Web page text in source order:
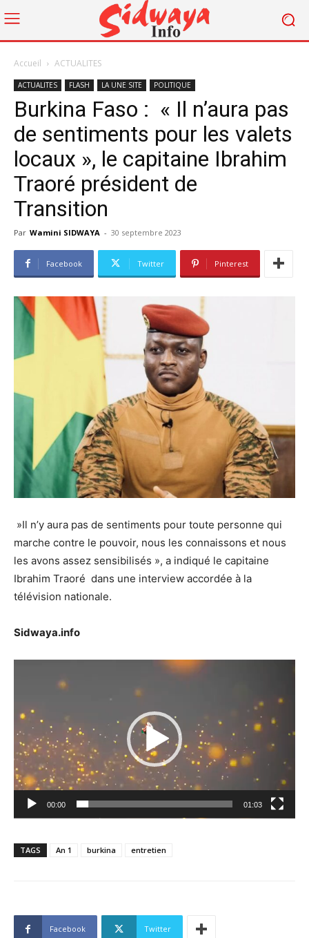
Accueil ACTUALITES
ACTUALITES FLASH LA UNE SITE POLITIQUE
Burkina Faso : « Il n’aura pas
de sentiments pour les valets
locaux », le capitaine Ibrahim
Traoré président de
Transition
Par Wamini SIDWAYA - 30 septembre 2023
Facebook Twitter Pinterest
»Il n’y aura pas de sentiments pour toute personne qui
marche contre le pouvoir, nous les connaissons et nous
les avons assez sensibilisés », a indiqué le capitaine
Ibrahim Traoré dans une interview accordée à la
télévision nationale.
Sidwaya.info
Lecteur
00:00 01:03
TAGS An 1 burkina entretien
Facebook Twitter